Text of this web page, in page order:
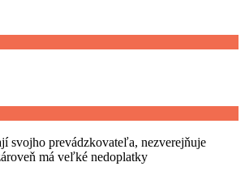
svojho prevádzkovateľa, nezverejňuje
má veľké nedoplatky